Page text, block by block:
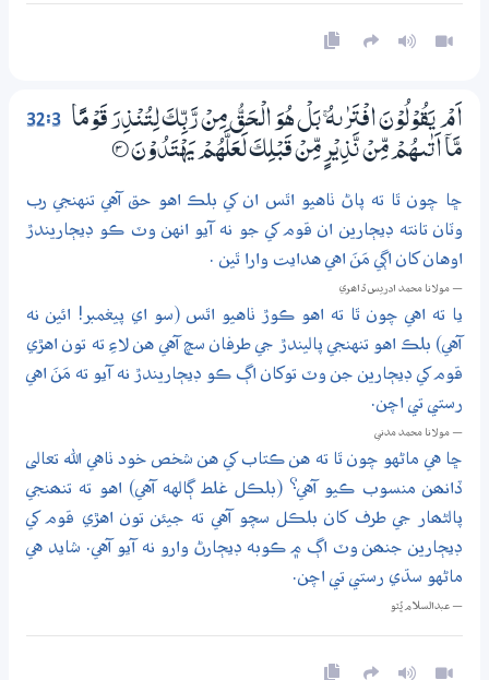
32:3
اَمْ يَقُوْلُوْنَ افْتَرٰىهُ ۚ بَلْ هُوَ الْـحَـقُّ مِنْ رَّبِّكَ لِتُنْذِرَ قَوْمًا
مَّآ اَتٰىهُمْ مِّنْ نَّذِيْرٍ مِّنْ قَبْلِكَ لَعَلَّهُمْ يَهْتَدُوْنَ 3‏۝
ڇا چون ٿا ته پاڻ ٺاهيو اٿس ان کي بلڪ اهو حق آهي تنهنجي رب
وٽان تانته ڊيڄارين ان قوم کي جو نه آيو انهن وٽ ڪو ڊيڄاريندڙ
اوهان کان اڳي مَنَ اهي هدايت وارا ٿين .
— مولانا محمد ادريس ڏاھري
يا ته اهي چون ٿا ته اهو ڪوڙ ٺاهيو اٿس (سو اي پيغمبر! ائين نه
آهي) بلڪ اهو تنهنجي پاليندڙ جي طرفان سچ آهي هن لاءِ ته تون اهڙي
قوم کي ڊيڄارين جن وٽ توکان اڳ ڪو ڊيڄاريندڙ نه آيو ته مَنَ اهي
رستي تي اچن.
— مولانا محمد مدني
ڇا هي ماڻهو چون ٿا ته هن ڪتاب کي هن شخص خود ٺاهي الله تعالى
ڏانھن منسوب ڪيو آهي؟ (بلڪل غلط ڳالهه آهي) اهو ته تنھنجي
پالڻھار جي طرف کان بلڪل سچو آهي ته جيئن تون اهڙي قوم کي
ڊيڄارين جنھن وٽ اڳ ۾ ڪوبه ڊيڄارڻ وارو نه آيو آهي. شايد هي
ماڻهو سڌي رستي تي اچن.
— عبدالسلام ڀُٽو